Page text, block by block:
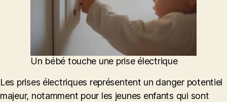
Un bébé touche une prise électrique
Les prises électriques représentent un danger potentiel
majeur, notamment pour les jeunes enfants qui sont